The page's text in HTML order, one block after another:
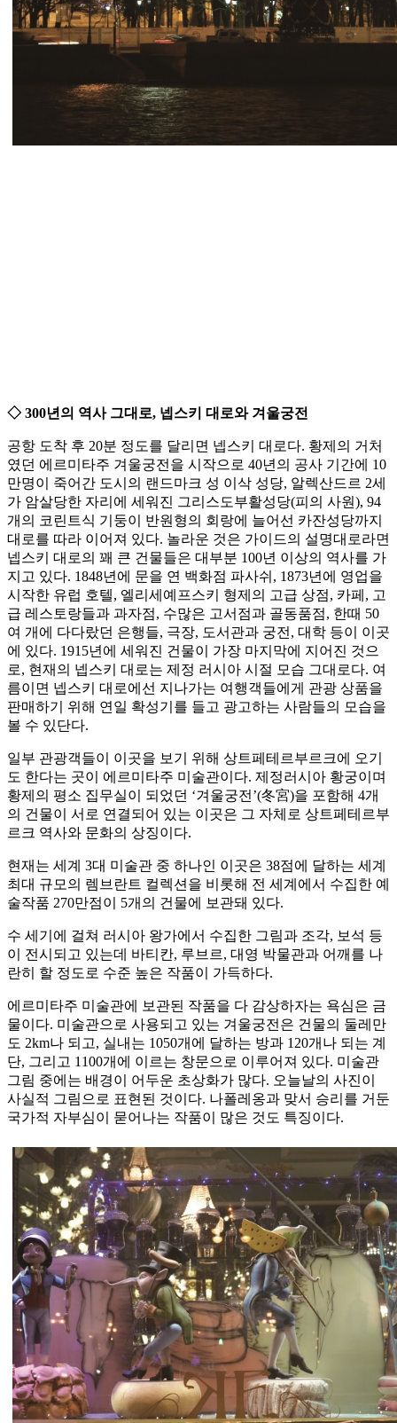
◇ 300년의 역사 그대로, 넵스키 대로와 겨울궁전
공항 도착 후 20분 정도를 달리면 넵스키 대로다. 황제의 거처
였던 에르미타주 겨울궁전을 시작으로 40년의 공사 기간에 10
만명이 죽어간 도시의 랜드마크 성 이삭 성당, 알렉산드르 2세
가 암살당한 자리에 세워진 그리스도부활성당(피의 사원), 94
개의 코린트식 기둥이 반원형의 회랑에 늘어선 카잔성당까지
대로를 따라 이어져 있다. 놀라운 것은 가이드의 설명대로라면
넵스키 대로의 꽤 큰 건물들은 대부분 100년 이상의 역사를 가
지고 있다. 1848년에 문을 연 백화점 파사쉬, 1873년에 영업을
시작한 유럽 호텔, 엘리세예프스키 형제의 고급 상점, 카페, 고
급 레스토랑들과 과자점, 수많은 고서점과 골동품점, 한때 50
여 개에 다다랐던 은행들, 극장, 도서관과 궁전, 대학 등이 이곳
에 있다. 1915년에 세워진 건물이 가장 마지막에 지어진 것으
로, 현재의 넵스키 대로는 제정 러시아 시절 모습 그대로다. 여
름이면 넵스키 대로에선 지나가는 여행객들에게 관광 상품을
판매하기 위해 연일 확성기를 들고 광고하는 사람들의 모습을
볼 수 있단다.
일부 관광객들이 이곳을 보기 위해 상트페테르부르크에 오기
도 한다는 곳이 에르미타주 미술관이다. 제정러시아 황궁이며
황제의 평소 집무실이 되었던 ‘겨울궁전’(冬宮)을 포함해 4개
의 건물이 서로 연결되어 있는 이곳은 그 자체로 상트페테르부
르크 역사와 문화의 상징이다.
현재는 세계 3대 미술관 중 하나인 이곳은 38점에 달하는 세계
최대 규모의 렘브란트 컬렉션을 비롯해 전 세계에서 수집한 예
술작품 270만점이 5개의 건물에 보관돼 있다.
수 세기에 걸쳐 러시아 왕가에서 수집한 그림과 조각, 보석 등
이 전시되고 있는데 바티칸, 루브르, 대영 박물관과 어깨를 나
란히 할 정도로 수준 높은 작품이 가득하다.
에르미타주 미술관에 보관된 작품을 다 감상하자는 욕심은 금
물이다. 미술관으로 사용되고 있는 겨울궁전은 건물의 둘레만
도 2km나 되고, 실내는 1050개에 달하는 방과 120개나 되는 계
단, 그리고 1100개에 이르는 창문으로 이루어져 있다. 미술관
그림 중에는 배경이 어두운 초상화가 많다. 오늘날의 사진이
사실적 그림으로 표현된 것이다. 나폴레옹과 맞서 승리를 거둔
국가적 자부심이 묻어나는 작품이 많은 것도 특징이다.